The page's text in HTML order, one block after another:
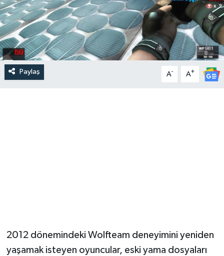
Paylaş A- A+
2012 dönemindeki Wolfteam deneyimini yeniden
yaşamak isteyen oyuncular, eski yama dosyaları